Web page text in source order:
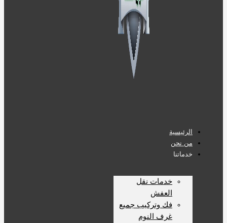
الرئيسية
من نحن
خدماتنا
خدمات نقل
العفش
فك وتركيب جميع
غرف النوم